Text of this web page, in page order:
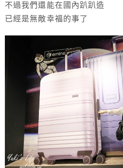
不過我們還能在國內趴趴造
已經是無敵幸福的事了